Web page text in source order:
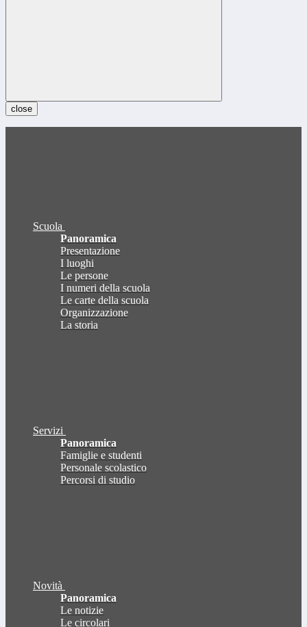
close
Scuola
Panoramica
Presentazione
I luoghi
Le persone
I numeri della scuola
Le carte della scuola
Organizzazione
La storia
Servizi
Panoramica
Famiglie e studenti
Personale scolastico
Percorsi di studio
Novità
Panoramica
Le notizie
Le circolari